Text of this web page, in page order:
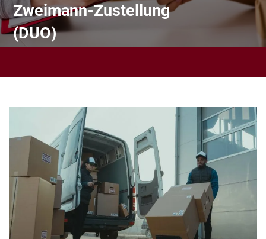
Zweimann-Zustellung
(DUO)